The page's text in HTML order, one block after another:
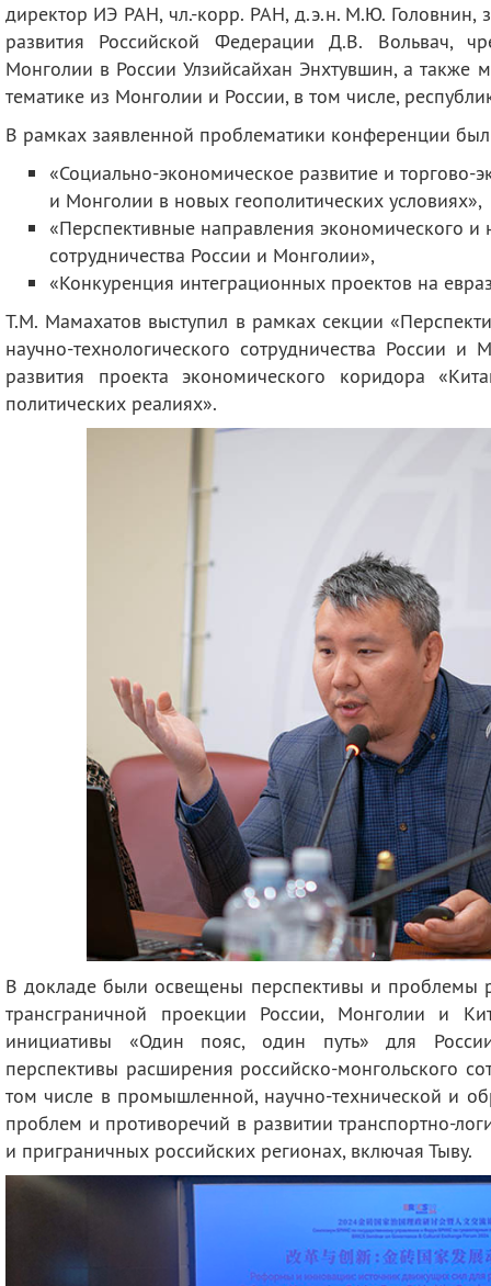
директор ИЭ РАН, чл.-корр. РАН, д.э.н. М.Ю. Головнин,
развития Российской Федерации Д.В. Вольвач,
Монголии в России Улзийсайхан Энхтувшин, а
тематике из Монголии и России, в том числе,
В рамках заявленной проблематики конференции
«Социально-экономическое развитие и торгово-
и Монголии в новых геополитических условиях»,
«Перспективные направления экономического и
сотрудничества России и Монголии»,
«Конкуренция интеграционных проектов на
Т.М. Мамахатов выступил в рамках секции
научно-технологического сотрудничества России
развития проекта экономического коридора
политических реалиях».
В докладе были освещены перспективы и проблемы
трансграничной проекции России, Монголии и
инициативы «Один пояс, один путь» для
перспективы расширения российско-монгольского
том числе в промышленной, научно-технической и
проблем и противоречий в развитии транспортно-
и приграничных российских регионах, включая Тыву.